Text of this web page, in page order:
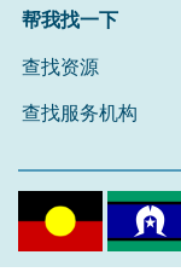
帮我找一下
查找资源
查找服务机构